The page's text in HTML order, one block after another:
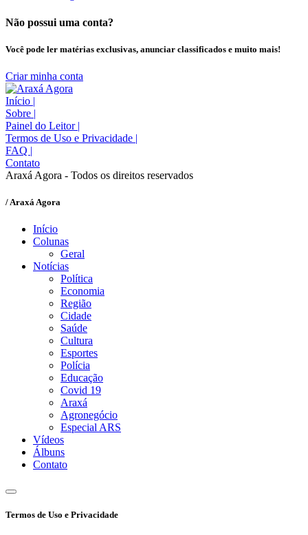
Não possui uma conta?
Você pode ler matérias exclusivas, anunciar classificados e muito mais!
Criar minha conta
Início |
Sobre |
Painel do Leitor |
Termos de Uso e Privacidade |
FAQ |
Contato
Araxá Agora - Todos os direitos reservados
/ Araxá Agora
Início
Colunas
Geral
Notícias
Política
Economia
Região
Cidade
Saúde
Cultura
Esportes
Polícia
Educação
Covid 19
Araxá
Agronegócio
Especial ARS
Vídeos
Álbuns
Contato
Termos de Uso e Privacidade